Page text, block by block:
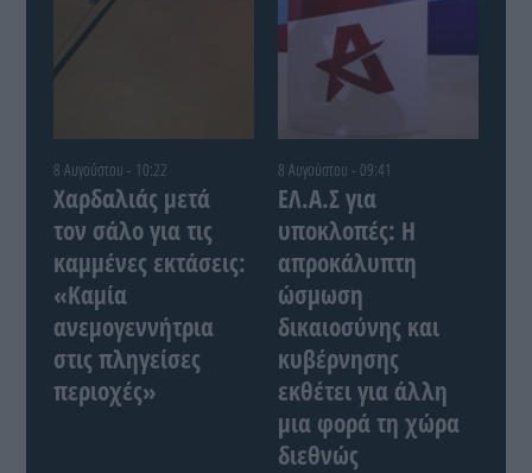
8 Αυγούστου - 10:22
Χαρδαλιάς μετά
τον σάλο για τις
καμμένες εκτάσεις:
«Καμία
ανεμογεννήτρια
στις πληγείσες
περιοχές»
8 Αυγούστου - 09:41
ΕΛ.Α.Σ για
υποκλοπές: Η
απροκάλυπτη
ώσμωση
δικαιοσύνης και
κυβέρνησης
εκθέτει για άλλη
μια φορά τη χώρα
διεθνώς